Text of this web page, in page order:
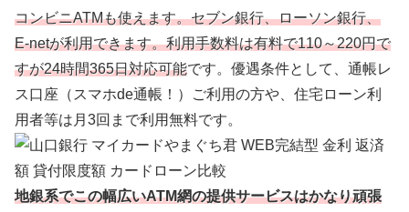
コンビニATMも使えます。セブン銀行、ローソン銀行、
E-netが利用できます。利用手数料は有料で110～220円で
すが24時間365日対応可能です。優遇条件として、通帳レ
ス口座（スマホde通帳！）ご利用の方や、住宅ローン利
用者等は月3回まで利用無料です。
地銀系でこの幅広いATM網の提供サービスはかなり頑張